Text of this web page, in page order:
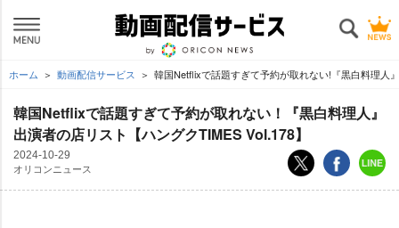
ホーム 動画配信サービス 韓国Netflixで話題すぎて予約が取れない!『黒白料理人
韓国Netflixで話題すぎて予約が取れない！『黒白料理人』
出演者の店リスト【ハングクTIMES Vol.178】
2024-10-29
オリコンニュース